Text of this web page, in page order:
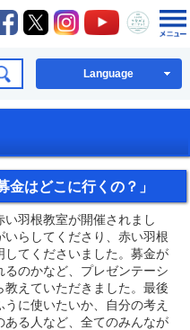
ページ
千代町LINE
八千代町Facebook
八千代町X八千代町Instagram
八千代町
八千
Language
はどこに行くの？」
羽根教室が開催されまし
らしてくださり、赤い羽根
てくださいました。募金が
のかなど、プレゼンテーシ
教えていただきました。最後
に使いたいか、自分の考え
る人など、全てのみんなが